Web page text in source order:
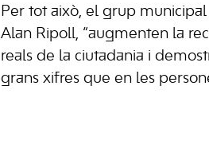
Per tot això, el grup municipal
Alan Ripoll, “augmenten la
reals de la ciutadania i
grans xifres que en les